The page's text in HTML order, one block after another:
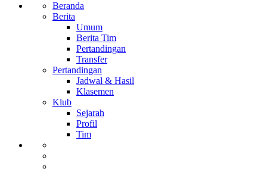
Beranda
Berita
Umum
Berita Tim
Pertandingan
Transfer
Pertandingan
Jadwal & Hasil
Klasemen
Klub
Sejarah
Profil
Tim